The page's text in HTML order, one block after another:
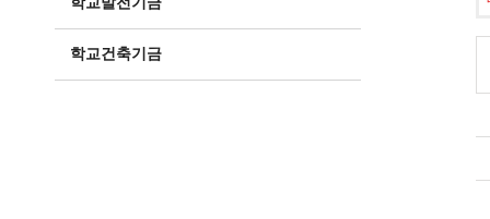
학교건축기금